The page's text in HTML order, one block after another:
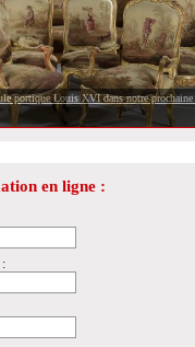
portique Louis XVI dans notre prochaine
en ligne :
: